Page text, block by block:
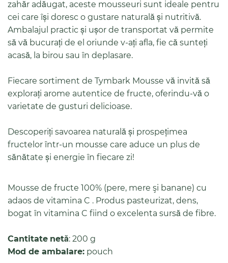
zahăr adăugat, aceste mousseuri sunt ideale pentru
cei care își doresc o gustare naturală și nutritivă.
Ambalajul practic și ușor de transportat vă permite
să vă bucurați de el oriunde v-ați afla, fie că sunteți
acasă, la birou sau în deplasare.
Fiecare sortiment de Tymbark Mousse vă invită să
explorați arome autentice de fructe, oferindu-vă o
varietate de gusturi delicioase.
Descoperiți savoarea naturală și prospețimea
fructelor într-un mousse care aduce un plus de
sănătate și energie în fiecare zi!
Mousse de fructe 100% (pere, mere şi banane) cu
adaos de vitamina C . Produs pasteurizat, dens,
bogat în vitamina C fiind o excelenta sursă de fibre.
Cantitate netă: 200 g
Mod de ambalare: pouch